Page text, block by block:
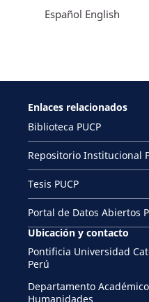
Español English
Enlaces relacionados
Biblioteca PUCP
Repositorio Institucional
Tesis PUCP
Portal de Datos Abiertos
Ubicación y contacto
Pontificia Universidad
Perú
Departamento
Humanidades